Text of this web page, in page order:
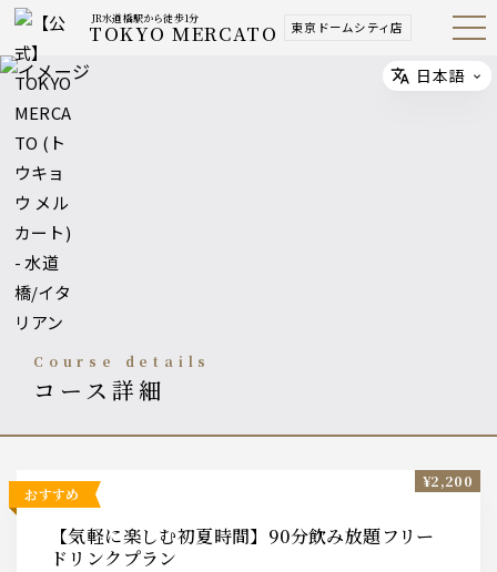
JR水道橋駅から徒歩1分
TOKYO MERCATO 東京ドームシティ店 Open
Navig
course details
コース詳細
おすすめ
【気軽に楽しむ初夏時間】90分飲み放題フリー
ドリンクプラン
¥2,200
Select
日本語